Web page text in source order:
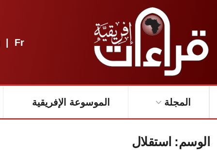
| Fr
المجلة الموسوعة الإفريقية
الوسم: استقلال